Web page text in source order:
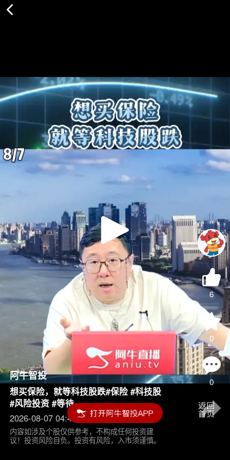
Play
Video
6
0
0
阿牛智投
想买保险，就等科技股跌#保险 #科技股
#风险投资 #等待
2026-08-07 04:45
内容如涉及个股仅供参考，不构成任何投资建
议！投资风险自负。投资有风险，入市须谨慎。